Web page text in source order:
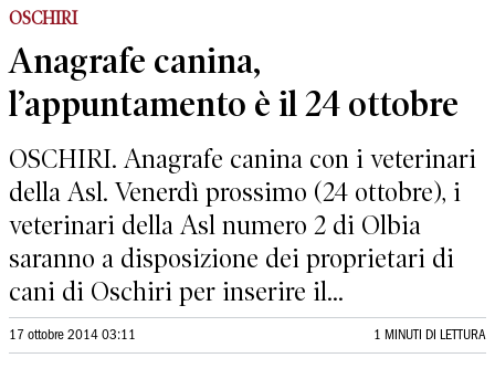
OSCHIRI
Anagrafe canina,
l’appuntamento è il 24 ottobre
OSCHIRI. Anagrafe canina con i veterinari
della Asl. Venerdì prossimo (24 ottobre), i
veterinari della Asl numero 2 di Olbia
saranno a disposizione dei proprietari di
cani di Oschiri per inserire il...
17 ottobre 2014 03:11 1 MINUTI DI LETTURA